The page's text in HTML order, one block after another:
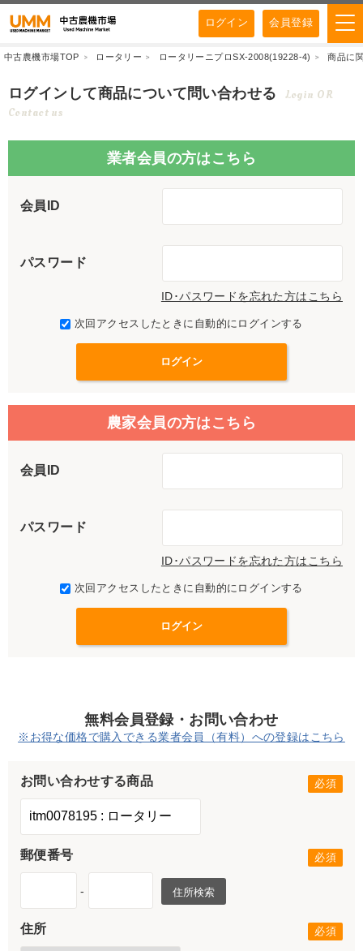
ログイン 会員登録
中古農機市場TOP ロータリー ロータリーニプロSX-2008(19228-4) 商品に
ログインして商品について問い合わせる
Login OR
Contact us
業者会員の方はこちら
会員ID
パスワード
ID･パスワードを忘れた方はこちら
次回アクセスしたときに自動的にログインする
農家会員の方はこちら
会員ID
パスワード
ID･パスワードを忘れた方はこちら
次回アクセスしたときに自動的にログインする
無料会員登録・お問い合わせ
※お得な価格で購入できる業者会員（有料）への登録はこちら
お問い合わせする商品
郵便番号
- 住所検索
住所